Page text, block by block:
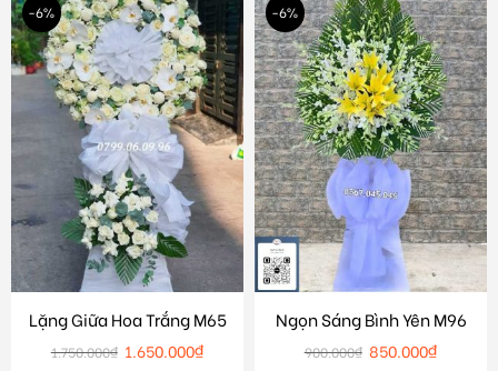
-6%
Lặng Giữa Hoa Trắng M65
1.750.000₫ 1.650.000₫
-6%
Ngọn Sáng Bình Yên M96
900.000₫ 850.000₫